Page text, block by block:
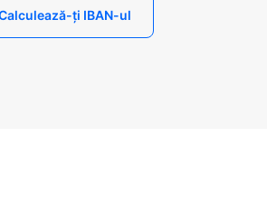
ți IBAN-ul